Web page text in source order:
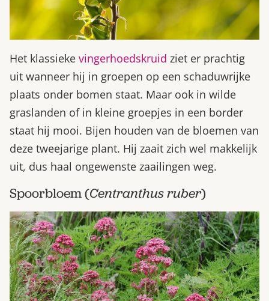
Het klassieke vingerhoedskruid ziet er prachtig
uit wanneer hij in groepen op een schaduwrijke
plaats onder bomen staat. Maar ook in wilde
graslanden of in kleine groepjes in een border
staat hij mooi. Bijen houden van de bloemen van
deze tweejarige plant. Hij zaait zich wel makkelijk
uit, dus haal ongewenste zaailingen weg.
Spoorbloem (Centranthus ruber)